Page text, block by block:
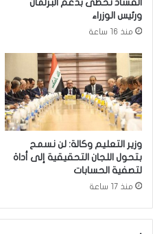
م
ب
ل
ش
ج
ا
ل
م
ل
الفساد تحظى بدعم البرلمان
ورئيس الوزراء
منذ 16 ساعة
وزير التعليم وكالة: لن نسمح
بتحول اللجان التحقيقية إلى أداة
لتصفية الحسابات
منذ 17 ساعة